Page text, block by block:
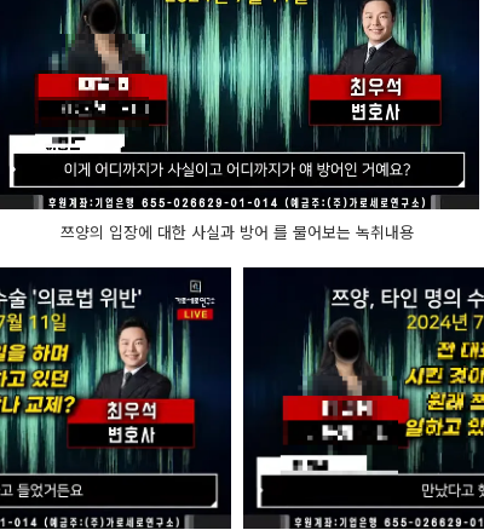
쯔양의 입장에 대한 사실과 방어 를 물어보는 녹취내용